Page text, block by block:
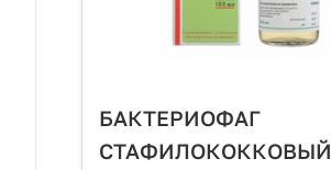
БАКТЕРИОФАГ
СТАФИЛОКОККОВЫЙ